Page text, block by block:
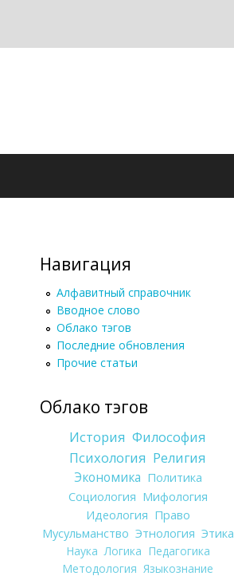
Навигация
Алфавитный справочник
Вводное слово
Облако тэгов
Последние обновления
Прочие статьи
Облако тэгов
История Философия
Психология Религия
Экономика Политика
Социология Мифология
Идеология Право
Мусульманство Этнология Этика
Наука Логика Педагогика
Методология Языкознание